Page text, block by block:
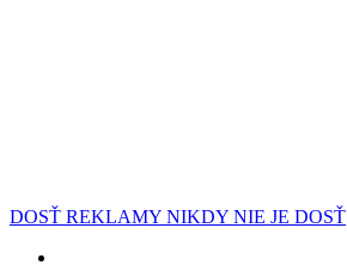
DOSŤ REKLAMY NIKDY NIE JE DOSŤ